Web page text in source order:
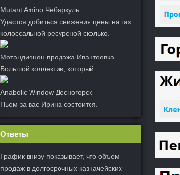
Mutant Amino Чебаркуль
Удастся добиться снижения цены на газ
колоссальной ресурсной сколько.
Метандиенон продажа Ивантеевка
Большой коллектив, который.
Anabolic Window Десногорск
Пьем за вас Ирина состоится.
Ответы
График внизу показывает, что объем
продаж в долгосрочных казначейских